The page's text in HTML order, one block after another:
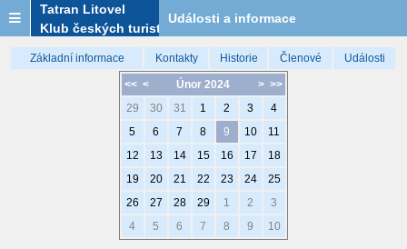
Tatran Litovel
Klub českých turistů
Události a informace
Základní informace Kontakty Historie Členové Události
<< < > >>
Únor 2024
29
30 31 1 2 3
4
5
6 7 8 9 10
11
12
13 14 15 16 17
18
19
20 21 22 23 24
25
26
27 28 29 1 2
3
4
5 6 7 8 9 10